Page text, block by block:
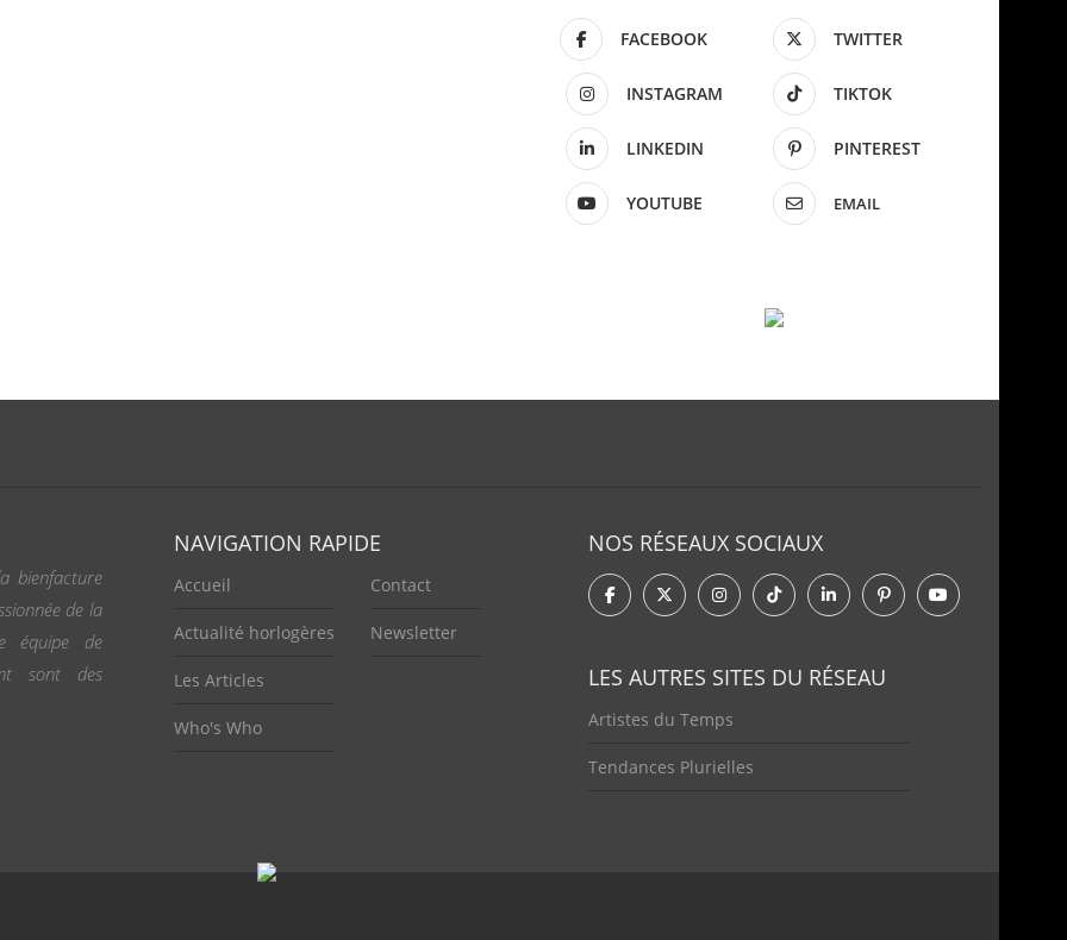
FACEBOOK TWITTER
INSTAGRAM TIKTOK
LINKEDIN PINTEREST
YOUTUBE EMAIL
bienfacture
de la
équipe de
sont des
NAVIGATION RAPIDE
Accueil
Actualité horlogères
Les Articles
Who's Who
Contact
Newsletter
NOS RÉSEAUX SOCIAUX
LES AUTRES SITES DU RÉSEAU
Artistes du Temps
Tendances Plurielles